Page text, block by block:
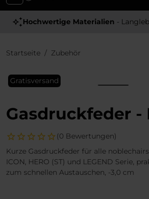
Hochwertige Materialien - Langlebig
Startseite Zubehör
Gratisversand
Gasdruckfeder -
(0 Bewertungen)
Kurze Gasdruckfeder für alle noblechairs
ICON, HERO (ST) und LEGEND Serie,
zum schnellen Austauschen, -3,0 cm